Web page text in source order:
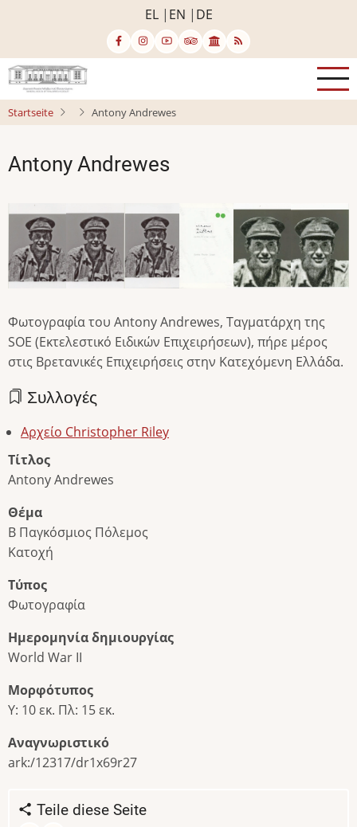
EL EN DE
Startseite Antony Andrewes
Antony Andrewes
Bild Bild Bild Bild Bild Bild
Φωτογραφία του Antony Andrewes, Ταγματάρχη της
SOE (Εκτελεστικό Ειδικών Επιχειρήσεων), πήρε μέρος
στις Βρετανικές Επιχειρήσεις στην Κατεχόμενη Ελλάδα.
Συλλογές
Αρχείο Christopher Riley
Τίτλος
Antony Andrewes
Θέμα
Β Παγκόσμιος Πόλεμος
Κατοχή
Τύπος
Φωτογραφία
Ημερομηνία δημιουργίας
World War II
Μορφότυπος
Υ: 10 εκ. Πλ: 15 εκ.
Αναγνωριστικό
ark:/12317/dr1x69r27
Teile diese Seite